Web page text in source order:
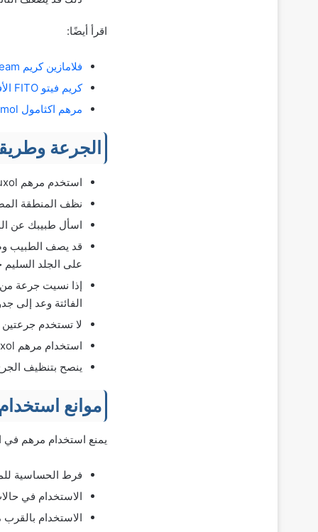
اقرأ أيضًا:
فلامازين كريم Flamazine cream سلفاديازين الفضة مضاد بكتيري لعلاج الحروق
كريم فيتو FITO الأفضل لالتئام الجروح المزمنة والحادة وعلاج قرح الفراش
مرهم اكثامول Ichthammol مضاد حيوي لعلاج الدمامل وللبواسير والحروق
الجرعة
استخدم مرهم Iruxol حسب توجيهات الطبيب.
نظف المنطقة
اسأل طبيبك عن
قد يصف الطبيب
على الجلد
إذا نسيت جرعة من
الفائتة وعد إلى
لا تستخدم
استخدام مرهم Iruxol مرة واحدة يوميًا.
ينصح بتنظيف
موانع
يمنع استخدام مرهم في
فرط الحساسية
الاستخدام في
الاستخدام